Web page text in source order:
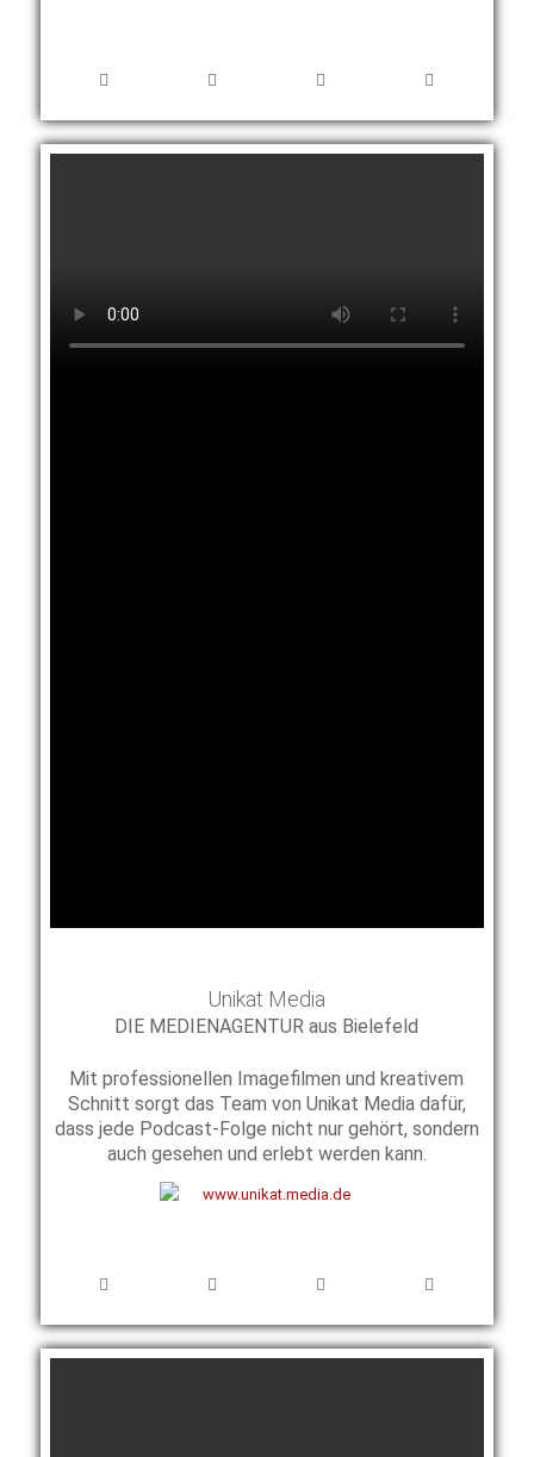
Unikat Media
DIE MEDIENAGENTUR aus Bielefeld
Mit professionellen Imagefilmen und kreativem
Schnitt sorgt das Team von Unikat Media dafür,
dass jede Podcast-Folge nicht nur gehört, sondern
auch gesehen und erlebt werden kann.